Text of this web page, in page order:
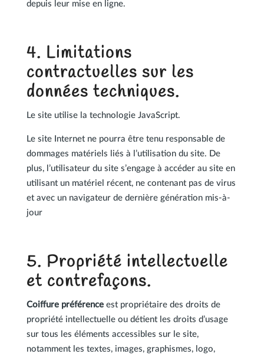
depuis leur mise en ligne.
4. Limitations
contractuelles sur les
données techniques.
Le site utilise la technologie JavaScript.
Le site Internet ne pourra être tenu responsable de
dommages matériels liés à l’utilisation du site. De
plus, l’utilisateur du site s’engage à accéder au site en
utilisant un matériel récent, ne contenant pas de virus
et avec un navigateur de dernière génération mis-à-
jour
5. Propriété intellectuelle
et contrefaçons.
Coiffure préférenceest propriétaire des droits de
propriété intellectuelle ou détient les droits d’usage
sur tous les éléments accessibles sur le site,
notamment les textes, images, graphismes, logo,